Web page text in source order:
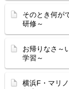
そのとき何
研修～
お帰りな
学習～
横浜F・マリ